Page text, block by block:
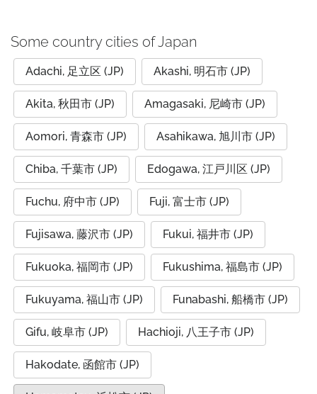
Some country cities of Japan
Adachi, 足立区 (JP) Akashi, 明石市 (JP)
Akita, 秋田市 (JP) Amagasaki, 尼崎市 (JP)
Aomori, 青森市 (JP) Asahikawa, 旭川市 (JP)
Chiba, 千葉市 (JP) Edogawa, 江戸川区 (JP)
Fuchu, 府中市 (JP) Fuji, 富士市 (JP)
Fujisawa, 藤沢市 (JP) Fukui, 福井市 (JP)
Fukuoka, 福岡市 (JP) Fukushima, 福島市 (JP)
Fukuyama, 福山市 (JP) Funabashi, 船橋市 (JP)
Gifu, 岐阜市 (JP) Hachioji, 八王子市 (JP)
Hakodate, 函館市 (JP)